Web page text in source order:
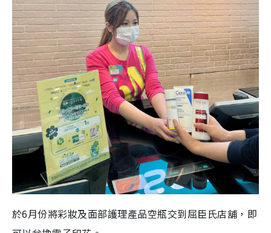
於6月份將彩妝及面部護理產品空瓶交到屈臣氏店舖，即